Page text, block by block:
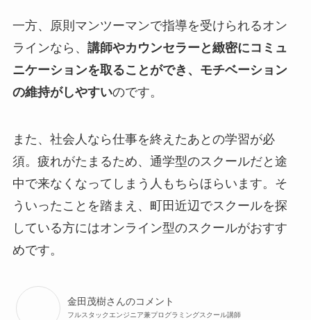
一方、原則マンツーマンで指導を受けられるオン
ラインなら、 講師やカウンセラーと緻密にコミュ
ニケーションを取ることができ、モチベーション
の維持がしやすいのです。
また、社会人なら仕事を終えたあとの学習が必
須。疲れがたまるため、通学型のスクールだと途
中で来なくなってしまう人もちらほらいます。そ
ういったことを踏まえ、町田近辺でスクールを探
している方にはオンライン型のスクールがおすす
めです。
金田茂樹さんのコメント
フルスタックエンジニア兼プログラミングスクール講師